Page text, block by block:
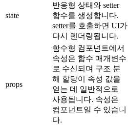
state
반응형 상태와 setter
함수를 생성합니다.
setter를 호출하면 UI가
다시 렌더링됩니다.
props
함수형 컴포넌트에서
속성은 함수 매개변수
로 수신되며 구조 분
해 할당이 속성 값을
얻는 데 일반적으로
사용됩니다. 속성은
컴포넌트일 수 있습니
다.